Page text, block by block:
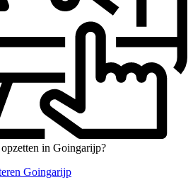
in Goingarijp?
Goingarijp